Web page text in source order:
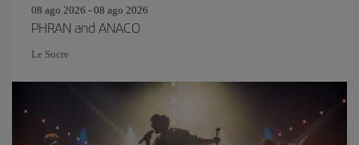
08 ago 2026 - 08 ago 2026
PHRAN and ANACO
Le Sucre